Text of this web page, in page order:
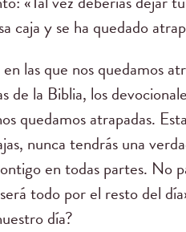
caja y se ha quedado
las que nos quedamos
de la Biblia, los
quedamos atrapadas.
nunca tendrás una
en todas partes. No
todo por el resto del
día?